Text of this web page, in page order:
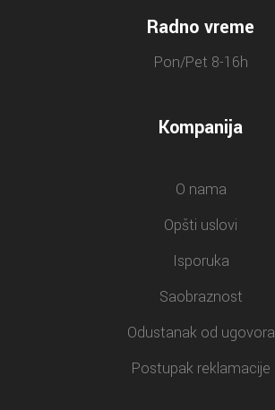
Radno vreme
Pon/Pet 8-16h
Kompanija
O nama
Opšti uslovi
Isporuka
Saobraznost
Odustanak od ugovora
Postupak reklamacije